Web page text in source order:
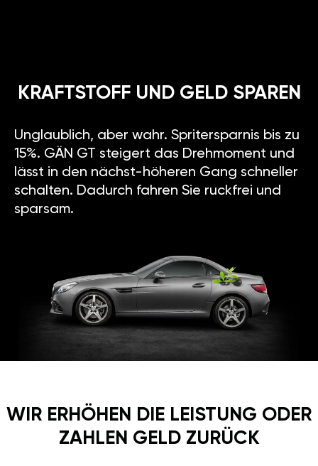
KRAFTSTOFF UND GELD SPAREN
Unglaublich, aber wahr. Spritersparnis bis zu
15%. GÄN GT steigert das Drehmoment und
lässt in den nächst-höheren Gang schneller
schalten. Dadurch fahren Sie ruckfrei und
sparsam.
WIR ERHÖHEN DIE LEISTUNG ODER
ZAHLEN GELD ZURÜCK